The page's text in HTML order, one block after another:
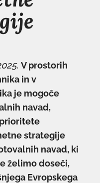
V prostorih
in v
je mogoče
navad,
strategije
navad, ki
želimo doseči,
Evropskega